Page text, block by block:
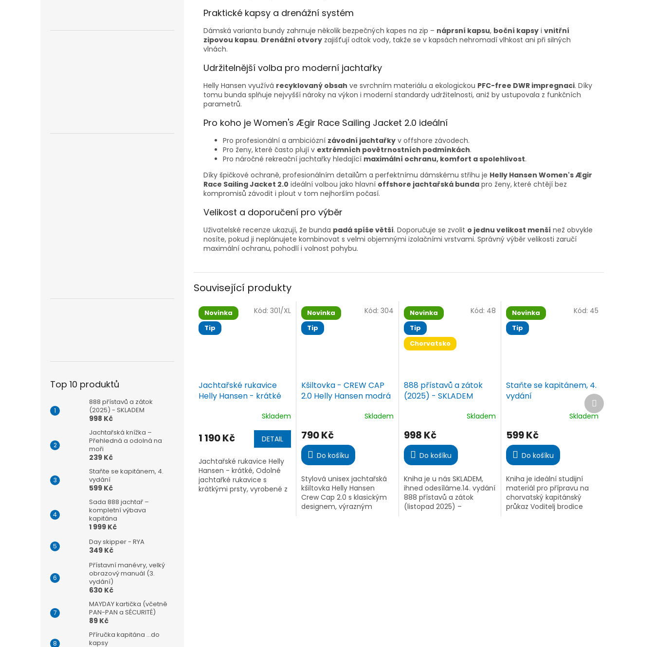
Top 10 produktů
888 přístavů a zátok
(2025) - SKLADEM
998 Kč
Jachtařská knížka –
Přehledná a odolná na
moři
239 Kč
Staňte se kapitánem, 4.
vydání
599 Kč
Sada 888 jachtař –
kompletní výbava
kapitána
1 999 Kč
Day skipper - RYA
349 Kč
Přístavní manévry, velký
obrazový manuál (3.
vydání)
630 Kč
MAYDAY kartička (včetně
PAN-PAN a SÉCURITÉ)
89 Kč
Příručka kapitána ...do
kapsy
Praktické kapsy a drenážní systém
Dámská varianta bundy zahrnuje několik bezpečných kapes na zip – náprsní kapsu, boční kapsy i vnitřní
zipovou kapsu. Drenážní otvory zajišťují odtok vody, takže se v kapsách nehromadí vlhkost ani při silných
vlnách.
Udržitelnější volba pro moderní jachtařky
Helly Hansen využívá recyklovaný obsah ve svrchním materiálu a ekologickou PFC-free DWR impregnaci. Díky
tomu bunda splňuje nejvyšší nároky na výkon i moderní standardy udržitelnosti, aniž by ustupovala z funkčních
parametrů.
Pro koho je Women's Ægir Race Sailing Jacket 2.0 ideální
Pro profesionální a ambiciózní závodní jachtařky v offshore závodech.
Pro ženy, které často plují v extrémních povětrnostních podmínkách.
Pro náročné rekreační jachtařky hledající maximální ochranu, komfort a spolehlivost.
Díky špičkové ochraně, profesionálním detailům a perfektnímu dámskému střihu je Helly Hansen Women's Ægir
Race Sailing Jacket 2.0 ideální volbou jako hlavní offshore jachtařská bunda pro ženy, které chtějí bez
kompromisů závodit i plout v tom nejhorším počasí.
Velikost a doporučení pro výběr
Uživatelské recenze ukazují, že bunda padá spíše větší. Doporučuje se zvolit o jednu velikost menší než obvykle
nosíte, pokud ji neplánujete kombinovat s velmi objemnými izolačními vrstvami. Správný výběr velikosti zaručí
maximální ochranu, pohodlí i volnost pohybu.
Související produkty
Novinka
Tip
Jachtařské rukavice
Helly Hansen - krátké
produktu
z
5
hvězdiček.
Skladem
1 190 Kč DETAIL
Jachtařské rukavice Helly
Hansen - krátké, Odolné
jachtařké rukavice s
krátkými prsty, vyrobené z
Kód: 301/XL
Novinka
Tip
Kšiltovka - CREW CAP
2.0 Helly Hansen modrá
produktu
je
4,6
z
hvězdiček.
Skladem
790 Kč
Do košíku
Stylová unisex jachtařská
kšiltovka Helly Hansen
Crew Cap 2.0 s klasickým
designem, výrazným
Kód: 304
Novinka
Tip
Chorvatsko
888 přístavů a zátok
(2025) - SKLADEM
produktu
je
4,4
z
hvězdiček.
Skladem
998 Kč
Do košíku
Kniha je u nás SKLADEM,
ihned odesíláme.14. vydání
888 přístavů a zátok
(listopad 2025) –
Kód: 48
Novinka
Tip
Staňte se kapitánem, 4.
vydání
produktu
je
4,8
z
hvězdiček.
Skladem
599 Kč
Do košíku
Kniha je ideální studijní
materiál pro přípravu na
chorvatský kapitánský
průkaz Voditelj brodice
Kód: 45
Další
produkt